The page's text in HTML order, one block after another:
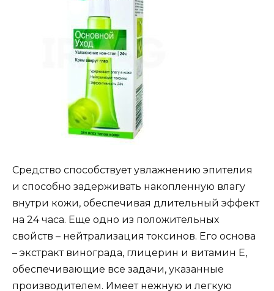
Средство способствует увлажнению эпителия
и способно задерживать накопленную влагу
внутри кожи, обеспечивая длительный эффект
на 24 часа. Еще одно из положительных
свойств – нейтрализация токсинов. Его основа
– экстракт винограда, глицерин и витамин Е,
обеспечивающие все задачи, указанные
производителем. Имеет нежную и легкую